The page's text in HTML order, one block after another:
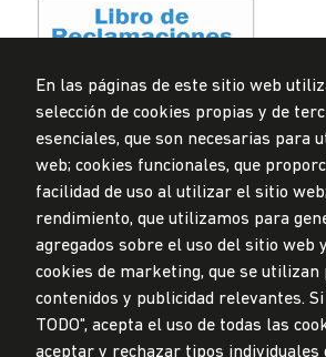
Privacidad de datos personales
Mesa de partes
© Universidad de Lima, 2024
Todos los derechos reservados
Diseñado porPartners
LA UNIVERSIDAD DE LIMA ES MIEMBRO DE
En las páginas de este sitio web
selección de cookies propias y de
esenciales, que son necesarias para
web; cookies funcionales, que
facilidad de uso al utilizar el sitio
rendimiento, que utilizamos para
agregados sobre el uso del sitio web
cookies de marketing, que se
contenidos y publicidad relevantes. Si
TODO", acepta el uso de todas las
aceptar y rechazar tipos individuales